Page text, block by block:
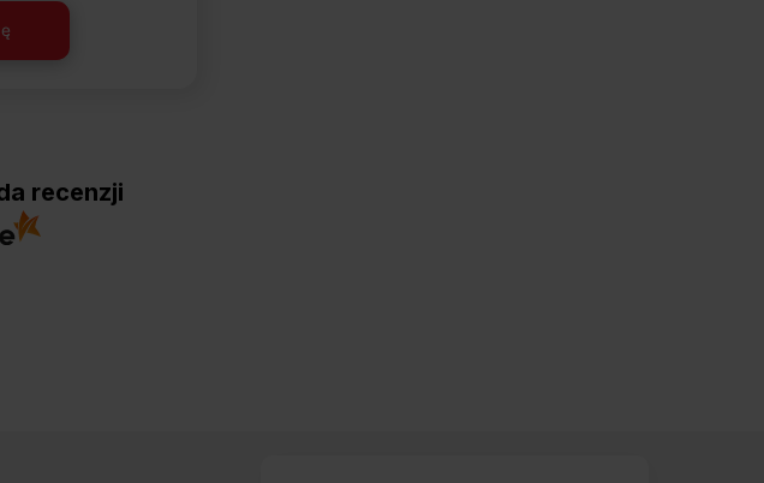
recenzji